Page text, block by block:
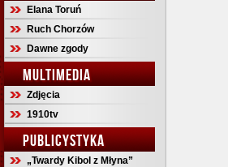
Elana Toruń
Ruch Chorzów
Dawne zgody
MULTIMEDIA
Zdjęcia
1910tv
PUBLICYSTYKA
„Twardy Kibol z Młyna”